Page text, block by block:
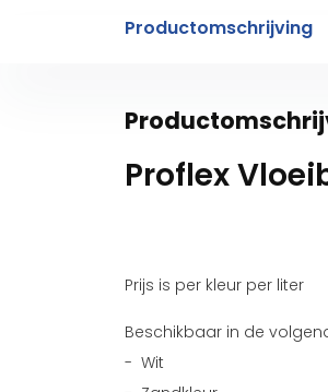
Productomschrijving
Proflex
Prijs is per kleur per liter
Beschikbaar in de
- Wit